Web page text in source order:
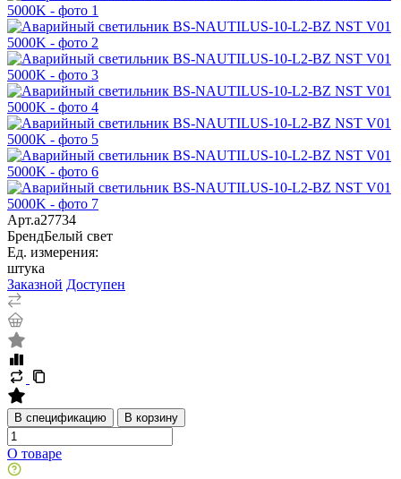
Арт.a27734
БрендБелый свет
Ед. измерения:
штука
Заказной Доступен
В спецификацию В корзину
О товаре